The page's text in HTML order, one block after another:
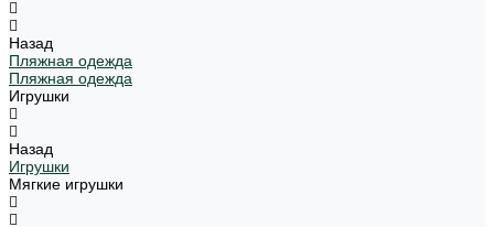
Назад
Пляжная одежда
Пляжная одежда
Игрушки
Назад
Игрушки
Мягкие игрушки